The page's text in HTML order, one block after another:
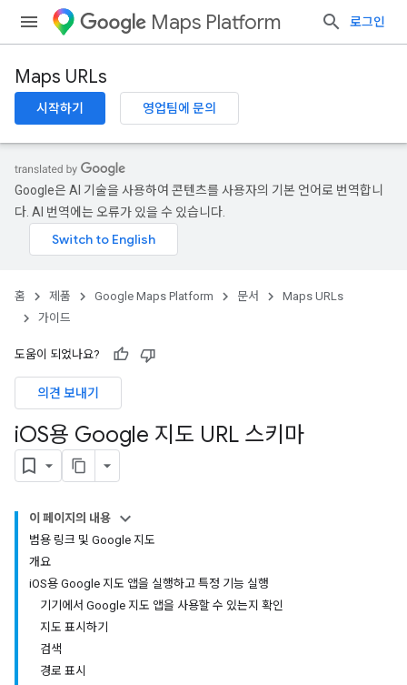
Maps Platform 로그인
Maps URLs
시작하기 영업팀에 문의
Google은 AI 기술을 사용하여 콘텐츠를 사용자의 기본 언어로 번역합니
다. AI 번역에는 오류가 있을 수 있습니다.
홈 제품 Google Maps Platform 문서
Maps URLs
가이드
도움이 되었나요?
의견 보내기
iOS용 Google 지도 URL 스키마
이 페이지의 내용
범용 링크 및 Google 지도
개요
iOS용 Google 지도 앱을 실행하고 특정 기능 실행
기기에서 Google 지도 앱을 사용할 수 있는지 확인
지도 표시하기
검색
경로 표시